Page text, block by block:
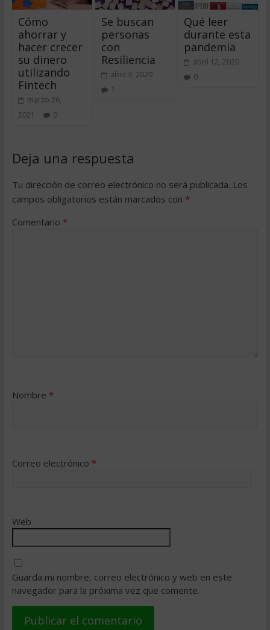
Cómo
ahorrar y
hacer crecer
su dinero
utilizando
Fintech
marzo 26,
2021
0
Se buscan
personas
con
Resiliencia
abril 3, 2020
1
Qué leer
durante esta
pandemia
abril 12, 2020
0
Deja una respuesta
Tu dirección de correo electrónico no será publicada. Los
campos obligatorios están marcados con *
Comentario *
Nombre *
Correo electrónico *
Web
Guarda mi nombre, correo electrónico y web en este
navegador para la próxima vez que comente.